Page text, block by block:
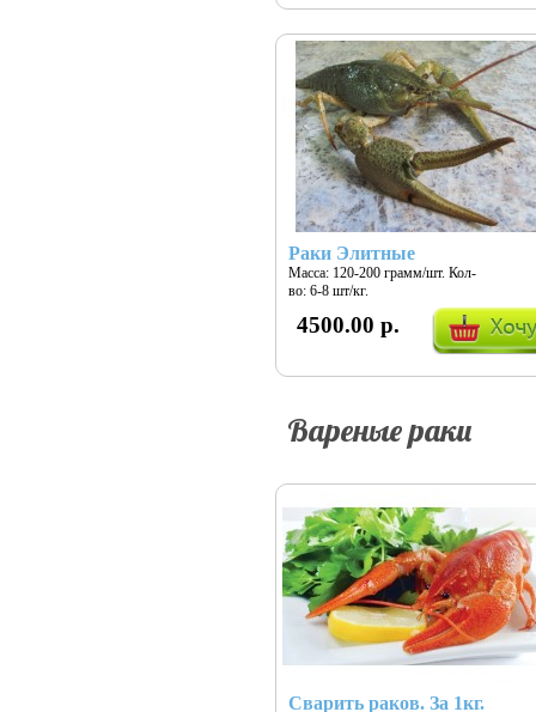
Раки Элитные
Масса: 120-200 грамм/шт. Кол-
во: 6-8 шт/кг.
4500.00 р.
Вареные раки
Сварить раков. За 1кг.